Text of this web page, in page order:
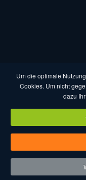
Um die optimale
Cookies. Um nicht
dazu